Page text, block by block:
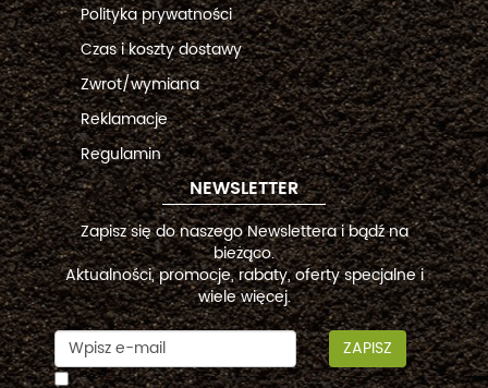
Polityka prywatności
Czas i koszty dostawy
Zwrot/wymiana
Reklamacje
Regulamin
NEWSLETTER
Zapisz się do naszego Newslettera i bądź na
bieżąco.
Aktualności, promocje, rabaty, oferty specjalne i
wiele więcej.
ZAPISZ